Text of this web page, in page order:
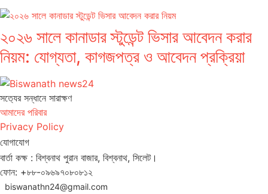
২০২৬ সালে কানাডার স্টুডেন্ট ভিসার আবেদন করার
নিয়ম: যোগ্যতা, কাগজপত্র ও আবেদন প্রক্রিয়া
সত‌্যের সন্ধানে সারাক্ষণ
আমাদের পরিবার
Privacy Policy
যোগাযোগ
বার্তা কক্ষ : বিশ্বনাথ পুরান বাজার, বিশ্বনাথ, সিলেট।
ফোন: +৮৮-০৯৬৯৭০৮০৮১২
biswanathn24@gmail.com